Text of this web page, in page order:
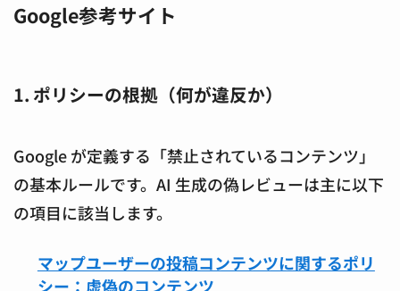
Google参考サイト
1. ポリシーの根拠（何が違反か）
Google が定義する「禁止されているコンテンツ」
の基本ルールです。AI 生成の偽レビューは主に以下
の項目に該当します。
マップユーザーの投稿コンテンツに関するポリ
シー：虚偽のコンテンツ